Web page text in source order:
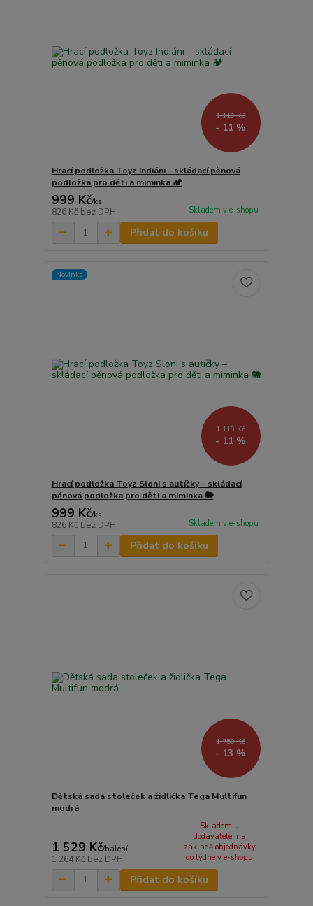
1 119 Kč
- 11 %
Hrací podložka Toyz Indiáni – skládací pěnová
podložka pro děti a miminka 🏕️
999 Kč/ks
826 Kč bez DPH Skladem v e-shopu
Přidat do košíku
Novinka
1 119 Kč
- 11 %
Hrací podložka Toyz Sloni s autíčky – skládací
pěnová podložka pro děti a miminka 🐘
999 Kč/ks
826 Kč bez DPH Skladem v e-shopu
Přidat do košíku
1 750 Kč
- 13 %
Dětská sada stoleček a židlička Tega Multifun
modrá
1 529 Kč/balení
1 264 Kč bez DPH
Skladem u
dodavatele, na
základě objednávky
do týdne v e-shopu
Přidat do košíku